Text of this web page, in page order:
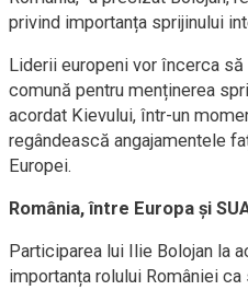
privind importanța sprijinului
Liderii europeni vor încerca
comună pentru menținerea
acordat Kievului, într-un
regândească angajamentele
Europei.
România, între Europa și
Participarea lui Ilie Bolojan la
importanța rolului României